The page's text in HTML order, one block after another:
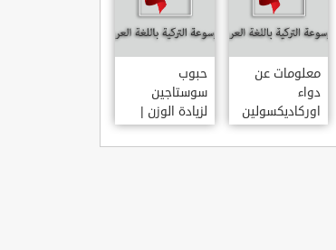
معلومات عن
دواء
اوركاديكسولين
ORCHADEXOLINE
حبوب
سوستاجين
لزيادة الوزن |
دواء سوستاجين
أفضل برشام